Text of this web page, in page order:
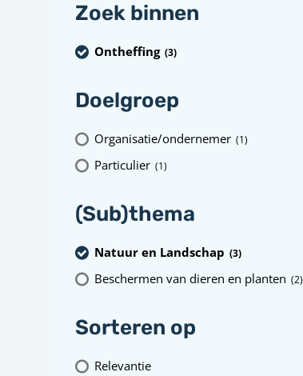
Zoek binnen
Ontheffing (3)
Doelgroep
Organisatie/ondernemer (1)
Particulier (1)
(Sub)thema
Natuur en Landschap (3)
Beschermen van dieren en planten (2)
Sorteren op
Relevantie